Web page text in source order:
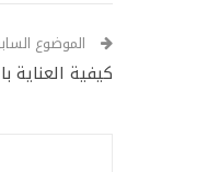
الموضوع
كيفية العناية